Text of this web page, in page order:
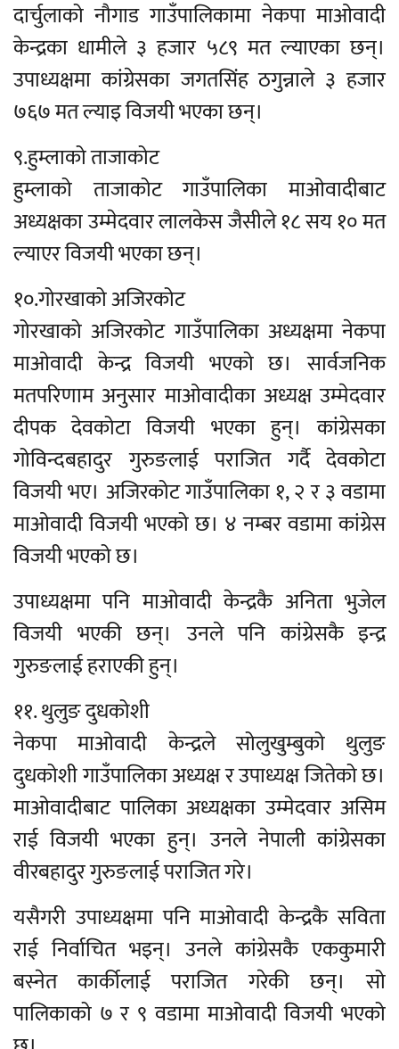
दार्चुलाको नौगाड गाउँपालिकामा नेकपा माओवादी
केन्द्रका धामीले ३ हजार ५८९ मत ल्याएका छन्।
उपाध्यक्षमा कांग्रेसका जगतसिंह ठगुन्नाले ३ हजार
७६७ मत ल्याइ विजयी भएका छन्।
९.हुम्लाको ताजाकोट
हुम्लाको ताजाकोट गाउँपालिका माओवादीबाट
अध्यक्षका उम्मेदवार लालकेस जैसीले १८ सय १० मत
ल्याएर विजयी भएका छन्।
१०.गोरखाको अजिरकोट
गोरखाको अजिरकोट गाउँपालिका अध्यक्षमा नेकपा
माओवादी केन्द्र विजयी भएको छ। सार्वजनिक
मतपरिणाम अनुसार माओवादीका अध्यक्ष उम्मेदवार
दीपक देवकोटा विजयी भएका हुन्। कांग्रेसका
गोविन्दबहादुर गुरुङलाई पराजित गर्दै देवकोटा
विजयी भए। अजिरकोट गाउँपालिका १, २ र ३ वडामा
माओवादी विजयी भएको छ। ४ नम्बर वडामा कांग्रेस
विजयी भएको छ।
उपाध्यक्षमा पनि माओवादी केन्द्रकै अनिता भुजेल
विजयी भएकी छन्। उनले पनि कांग्रेसकै इन्द्र
गुरुङलाई हराएकी हुन्।
११. थुलुङ दुधकोशी
नेकपा माओवादी केन्द्रले सोलुखुम्बुको थुलुङ
दुधकोशी गाउँपालिका अध्यक्ष र उपाध्यक्ष जितेको छ।
माओवादीबाट पालिका अध्यक्षका उम्मेदवार असिम
राई विजयी भएका हुन्। उनले नेपाली कांग्रेसका
वीरबहादुर गुरुङलाई पराजित गरे।
यसैगरी उपाध्यक्षमा पनि माओवादी केन्द्रकै सविता
राई निर्वाचित भइन्। उनले कांग्रेसकै एककुमारी
बस्नेत कार्कीलाई पराजित गरेकी छन्। सो
पालिकाको ७ र ९ वडामा माओवादी विजयी भएको